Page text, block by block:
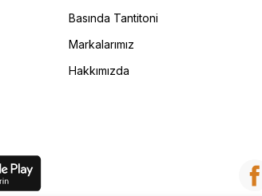
Basında Tantitoni
Markalarımız
Hakkımızda